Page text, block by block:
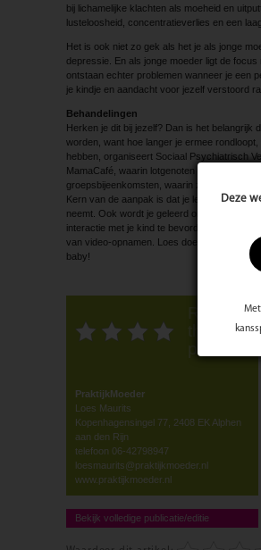
Deze
bij lichamelijke klachten als moeheid en
lusteloosheid, concentratieverlies en een
Het is ook niet zo gek als het je als jonge
depressie. En als jonge moeder ligt de
ontstaan echter problemen wanneer je een
je kindje en aandacht voor jezelf verstoord
Behandelingen
Herken je dit bij jezelf? Dan is het belangrijk
worden, want hoe langer je ermee
hebben, organiseert Sociaal Psychiatrisch
MamaCafé, waarin lotgenoten elkaar
groepsbijeenkomsten, waarin ze voorlichting
Kern van de aanpak is dat je leert om
neemt. Ook wordt je geleerd om de
interactie met je kind te bevorderen. Dat
van video-opnamen. Loes doet verder aan
baby!
PraktijkMoeder
Loes Maurits
Kopenhagensingel 77, 2408 EK Alphen
aan den Rijn
telefoon 06-42798947
loesmaurits@praktijkmoeder.nl
www.praktijkmoeder.nl
Bekijk volledige publicatie/editie